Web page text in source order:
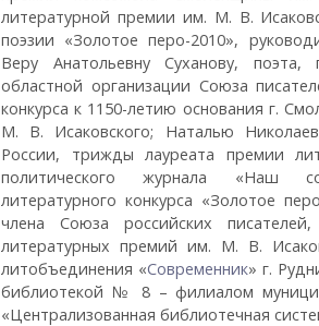
литературной премии им. М. В.
поэзии «Золотое перо-2010»,
Веру Анатольевну Суханову, поэта,
областной организации Союза
конкурса к 1150-летию основания г.
М. В. Исаковского; Наталью
России, трижды лауреата премии
политического журнала «Наш
литературного конкурса «Золотое
члена Союза российских
литературных премий им. М. В.
литобъединения «Современник» г.
библиотекой № 8 – филиалом
«Централизованная библиотечная